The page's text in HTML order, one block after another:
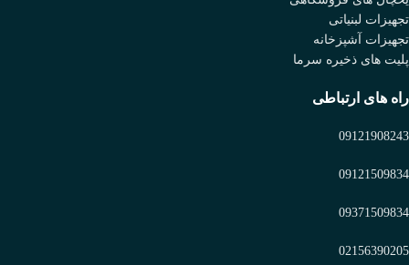
تجهیزات لبنیاتی
تجهیزات آشپزخانه
پلیت های ذخیره سرما
راه های ارتباطی
09121908243
09121509834
09371509834
02156390205